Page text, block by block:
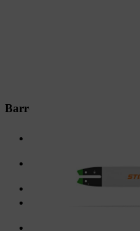
Barre di guida in tre parti
Tre piastre metalliche
La grande piastra centrale
senza influire sulla stabilità
Fino al 50% di durata in
Il cuscinetto sigillato sul